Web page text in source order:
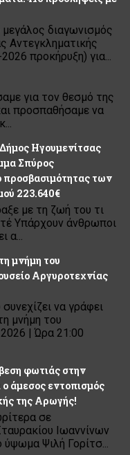
μεγάλος διαγωνισμός
Αντεγκληματικής
προκήρυξη) για...
για τον θεσμό της
προσπαθήσαμε να
Ηγουμενίτσας
Σπύρος
προσβασιμότητας των
223.640€
με τη ζωή του τι
Υπάρχουν άνθρωποι
α...
μνήμη του
Αργυροτεχνίας
να γράφει
μνήμη του
| Ώρα 21:00
φωτιάς στην
άμεσος εντοπισμός
της Αρωγής!
σε
Ιωαννίνων
Ψιλή Γορίτσ...